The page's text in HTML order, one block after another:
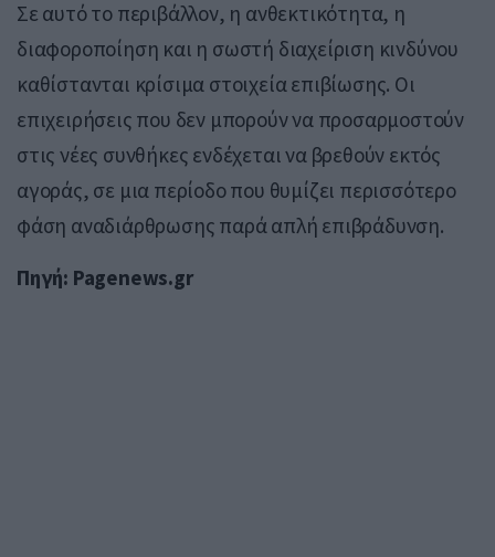
Σε αυτό το περιβάλλον, η ανθεκτικότητα, η
διαφοροποίηση και η σωστή διαχείριση κινδύνου
καθίστανται κρίσιμα στοιχεία επιβίωσης. Οι
επιχειρήσεις που δεν μπορούν να προσαρμοστούν
στις νέες συνθήκες ενδέχεται να βρεθούν εκτός
αγοράς, σε μια περίοδο που θυμίζει περισσότερο
φάση αναδιάρθρωσης παρά απλή επιβράδυνση.
Πηγή: Pagenews.gr